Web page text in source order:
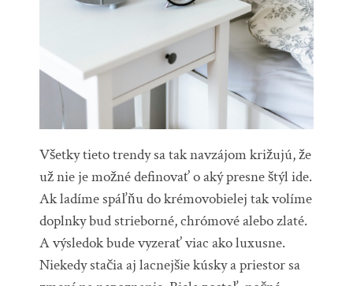
Všetky tieto trendy sa tak navzájom križujú, že
už nie je možné definovať o aký presne štýl ide.
Ak ladíme spáľňu do krémovobielej tak volíme
doplnky bud strieborné, chrómové alebo zlaté.
A výsledok bude vyzerať viac ako luxusne.
Niekedy stačia aj lacnejšie kúsky a priestor sa